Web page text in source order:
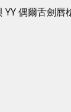
YY 偶爾舌劍